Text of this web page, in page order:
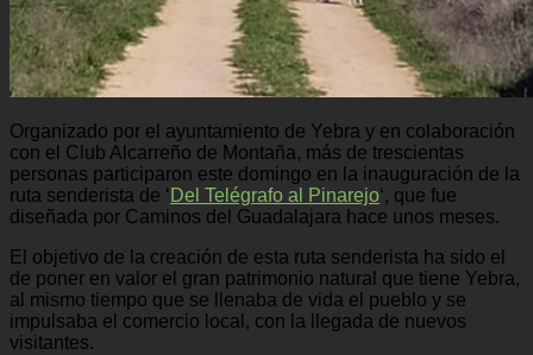
Organizado por el ayuntamiento de Yebra y en colaboración
con el Club Alcarreño de Montaña, más de trescientas
personas participaron este domingo en la inauguración de la
ruta senderista de ‘ Del Telégrafo al Pinarejo‘, que fue
diseñada por Caminos del Guadalajara hace unos meses.
El objetivo de la creación de esta ruta senderista ha sido el
de poner en valor el gran patrimonio natural que tiene Yebra,
al mismo tiempo que se llenaba de vida el pueblo y se
impulsaba el comercio local, con la llegada de nuevos
visitantes.